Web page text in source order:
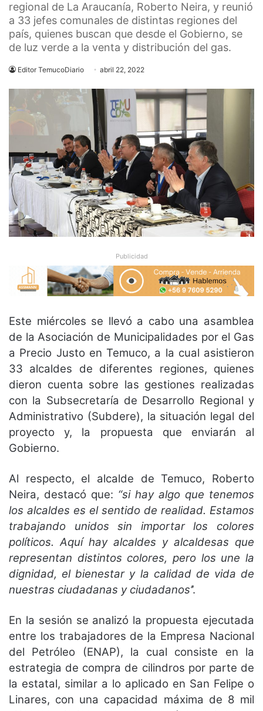
regional de La Araucanía, Roberto Neira, y reunió
a 33 jefes comunales de distintas regiones del
país, quienes buscan que desde el Gobierno, se
de luz verde a la venta y distribución del gas.
Editor TemucoDiario abril 22, 2022
Publicidad
Este miércoles se llevó a cabo una asamblea
de la Asociación de Municipalidades por el Gas
a Precio Justo en Temuco, a la cual asistieron
33 alcaldes de diferentes regiones, quienes
dieron cuenta sobre las gestiones realizadas
con la Subsecretaría de Desarrollo Regional y
Administrativo (Subdere), la situación legal del
proyecto y, la propuesta que enviarán al
Gobierno.
Al respecto, el alcalde de Temuco, Roberto
Neira, destacó que: “si hay algo que tenemos
los alcaldes es el sentido de realidad. Estamos
trabajando unidos sin importar los colores
políticos. Aquí hay alcaldes y alcaldesas que
representan distintos colores, pero los une la
dignidad, el bienestar y la calidad de vida de
nuestras ciudadanas y ciudadanos’’.
En la sesión se analizó la propuesta ejecutada
entre los trabajadores de la Empresa Nacional
del Petróleo (ENAP), la cual consiste en la
estrategia de compra de cilindros por parte de
la estatal, similar a lo aplicado en San Felipe o
Linares, con una capacidad máxima de 8 mil